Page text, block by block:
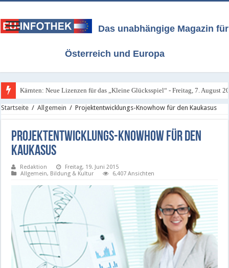
Das unabhängige Magazin für
Österreich und Europa
Kärnten: Neue Lizenzen für das „Kleine Glücksspiel“ - Freitag, 7. August
Startseite / Allgemein / Projektentwicklungs-Knowhow für den Kaukasus
Projektentwicklungs-Knowhow für den
Kaukasus
Redaktion
Freitag, 19. Juni 2015
Allgemein, Bildung & Kultur 6,407 Ansichten